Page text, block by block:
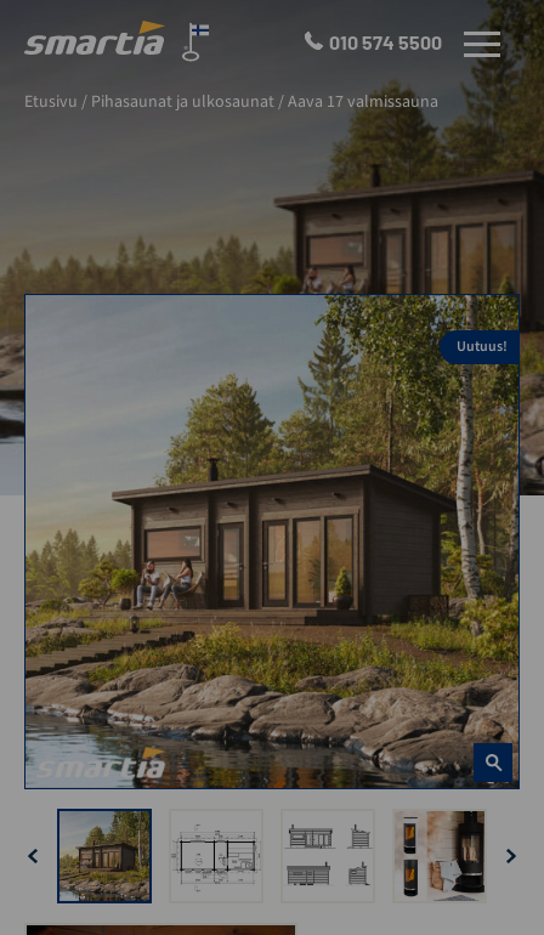
Oy
010 574 5500 VALIKKO
Etusivu / Pihasaunat ja ulkosaunat/Aava 17 valmissauna
Uutuus!